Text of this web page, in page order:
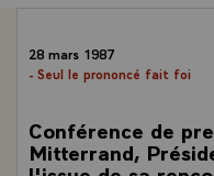
28 mars 1987
- Seul le prononcé fait foi
Conférence de
Mitterrand,